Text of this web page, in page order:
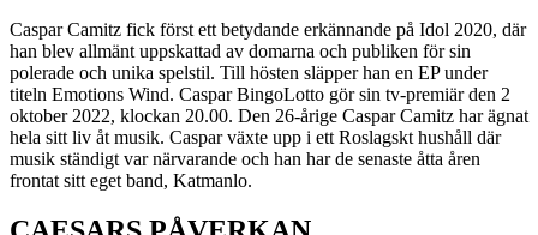
Caspar Camitz fick först ett betydande erkännande på Idol 2020, där
han blev allmänt uppskattad av domarna och publiken för sin
polerade och unika spelstil. Till hösten släpper han en EP under
titeln Emotions Wind. Caspar BingoLotto gör sin tv-premiär den 2
oktober 2022, klockan 20.00. Den 26-årige Caspar Camitz har ägnat
hela sitt liv åt musik. Caspar växte upp i ett Roslagskt hushåll där
musik ständigt var närvarande och han har de senaste åtta åren
frontat sitt eget band, Katmanlo.